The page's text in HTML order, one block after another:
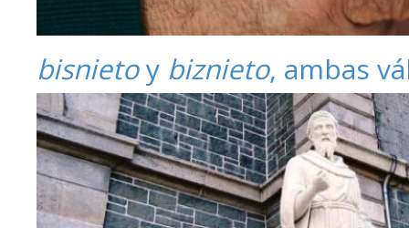
bisnietoy biznieto, ambas